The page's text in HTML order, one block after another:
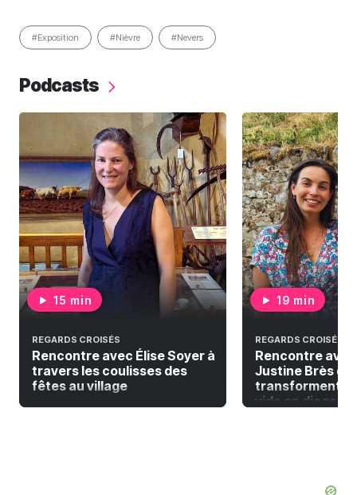
#Exposition #Nièvre #Nevers
Podcasts
15 min
REGARDS CROISÉS
Rencontre avec Élise Soyer à
travers les coulisses des
fêtes au village
19 min
REGARDS CROISÉS
Rencontre
Justine Brès qui
transforment la
vide en